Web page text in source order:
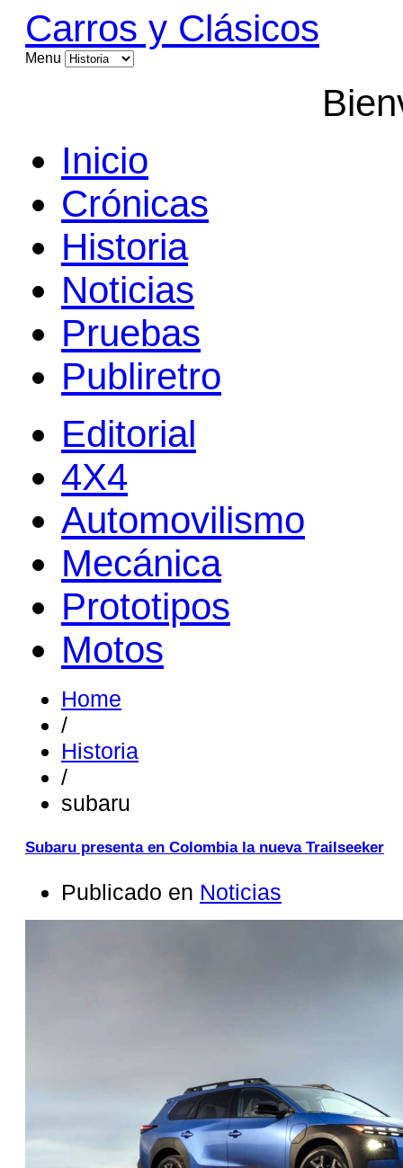
Carros y Clásicos
Menu
Inicio
Crónicas
Historia
Noticias
Pruebas
Publiretro
Editorial
4X4
Automovilismo
Mecánica
Prototipos
Motos
Home
/
Historia
/
subaru
Subaru presenta en Colombia la nueva Trailseeker
Publicado en Noticias